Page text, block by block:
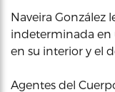
Naveira González
indeterminada en
en su interior y el
Agentes del